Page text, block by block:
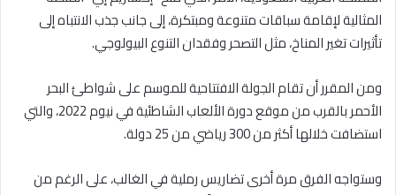
المثالية لإقامة سباقات متنوعة ومبتكرة، إلى جانب جذب الانتباه إلى
تأثيرات تغير المناخ، مثل التصحر وفقدان التنوع البيولوجي.
ومن المقرر أن تقام الجولة الافتتاحية للموسم على شواطئ البحر
الأحمر بالقرب من موقع دورة الألعاب الشاطئية في نيوم 2022، والتي
استضافت خلالها أكثر من 300 رياضي من 25 دولة.
وستواجه الفرق مرة أخرى تضاريس رملية في الغالب، على الرغم من